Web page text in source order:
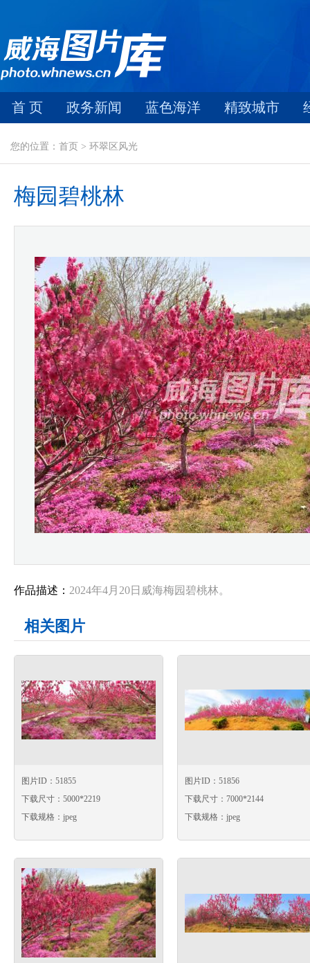
首 页 政务新闻 蓝色海洋 精致城市
您的位置：首页 > 环翠区风光
梅园碧桃林
作品描述： 2024年4月20日威海梅园碧桃林。
相关图片
图片ID：51855
下载尺寸：5000*2219
下载规格：jpeg
图片ID：51856
下载尺寸：7000*2144
下载规格：jpeg